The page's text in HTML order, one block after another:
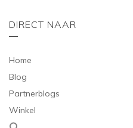
DIRECT NAAR
Home
Blog
Partnerblogs
Winkel